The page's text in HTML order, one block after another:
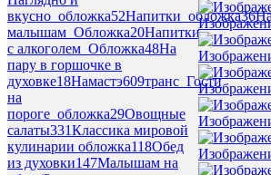
вкусно_обложка52Напитки_обложка36
малышам_Обложка20Напитки
с алкоголем_Обложка48На
пару в горшочке в
духовке18Намастэ609транс_Гости
на
пороге_обложка29Овощные
салаты331Классика мировой
кулинарии обложка118Обед
из духовки147Малышам на